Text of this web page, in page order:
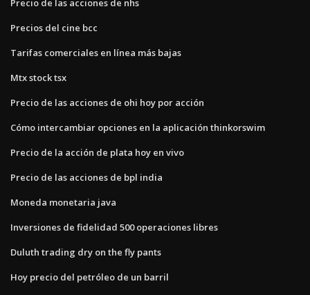
Precio de las acciones de nhs
Precios del cine bcc
Tarifas comerciales en línea más bajas
Mtx stock tsx
Precio de las acciones de ohi hoy por acción
Cómo intercambiar opciones en la aplicación thinkorswim
Precio de la acción de plata hoy en vivo
Precio de las acciones de bpl india
Moneda monetaria java
Inversiones de fidelidad 500 operaciones libres
Duluth trading dry on the fly pants
Hoy precio del petróleo de un barril